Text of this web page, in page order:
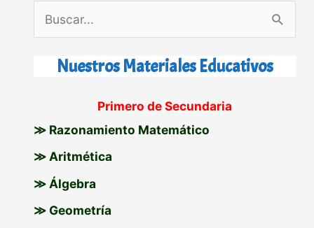
u
r
p
o
Nuestros Materiales Educativos
Primero de Secundaria
≫ Razonamiento Matemático
≫ Aritmética
≫ Álgebra
≫ Geometría